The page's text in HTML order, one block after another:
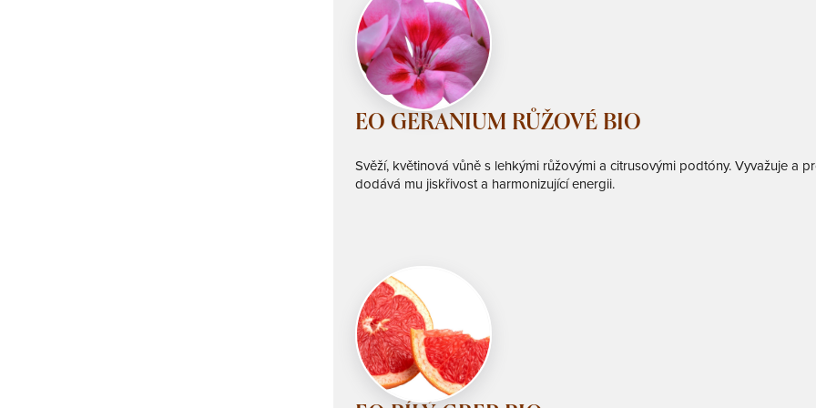
EO GERANIUM RŮŽOVÉ BIO
Svěží, květinová vůně s lehkými růžovými a citrusovými podtóny. Vyvažuje a
dodává mu jiskřivost a harmonizující energii.